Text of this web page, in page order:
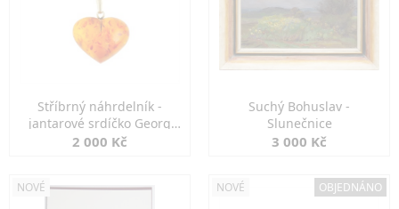
Stříbrný náhrdelník -
jantarové srdíčko Georg
Kramer
2 000 Kč
Suchý Bohuslav -
Slunečnice
3 000 Kč
NOVÉ NOVÉ OBJEDNÁNO